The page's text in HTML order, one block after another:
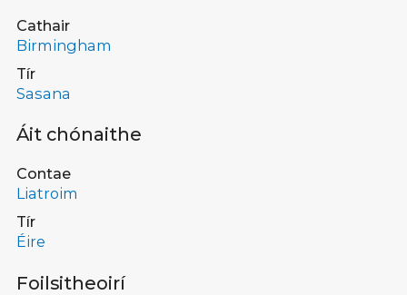
Cathair
Birmingham
Tír
Sasana
Áit chónaithe
Contae
Liatroim
Tír
Éire
Foilsitheoirí